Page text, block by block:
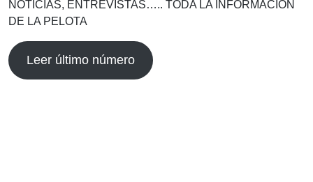
NOTICIAS, ENTREVISTAS….. TODA LA INFORMACIÓN
DE LA PELOTA
Leer último número